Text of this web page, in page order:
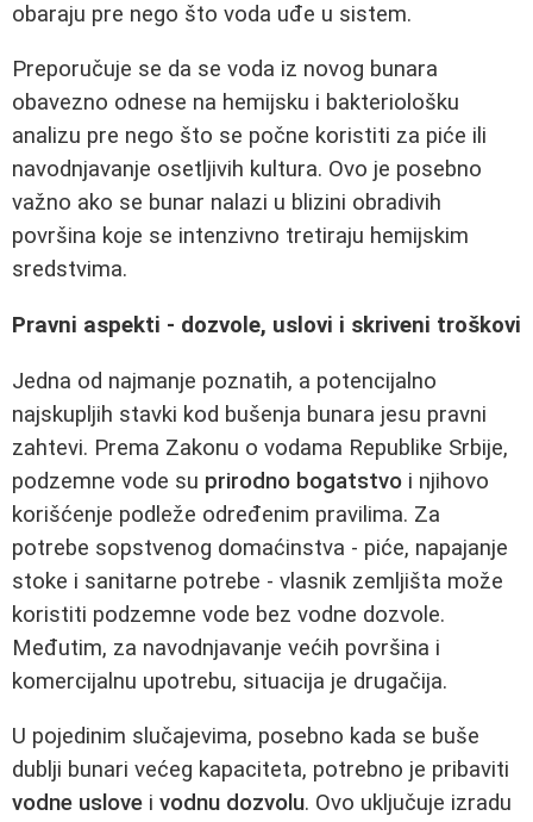
obaraju pre nego što voda uđe u sistem.
Preporučuje se da se voda iz novog bunara
obavezno odnese na hemijsku i bakteriološku
analizu pre nego što se počne koristiti za piće ili
navodnjavanje osetljivih kultura. Ovo je posebno
važno ako se bunar nalazi u blizini obradivih
površina koje se intenzivno tretiraju hemijskim
sredstvima.
Pravni aspekti - dozvole, uslovi i skriveni troškovi
Jedna od najmanje poznatih, a potencijalno
najskupljih stavki kod bušenja bunara jesu pravni
zahtevi. Prema Zakonu o vodama Republike Srbije,
podzemne vode su prirodno bogatstvo i njihovo
korišćenje podleže određenim pravilima. Za
potrebe sopstvenog domaćinstva - piće, napajanje
stoke i sanitarne potrebe - vlasnik zemljišta može
koristiti podzemne vode bez vodne dozvole.
Međutim, za navodnjavanje većih površina i
komercijalnu upotrebu, situacija je drugačija.
U pojedinim slučajevima, posebno kada se buše
dublji bunari većeg kapaciteta, potrebno je pribaviti
vodne uslove i vodnu dozvolu. Ovo uključuje izradu